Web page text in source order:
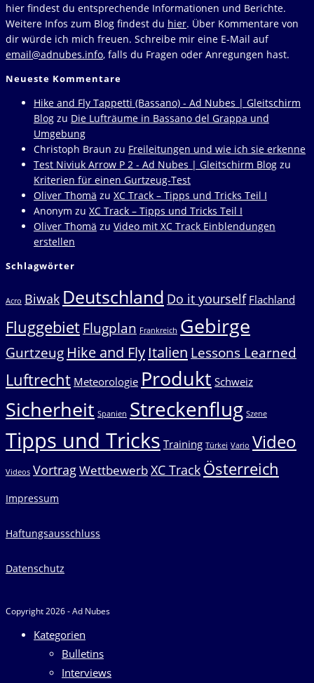
hier findest du entsprechende Informationen und Berichte.
Weitere Infos zum Blog findest du hier. Über Kommentare von
dir würde ich mich freuen. Schreibe mir eine E-Mail auf
email@adnubes.info, falls du Fragen oder Anregungen hast.
Neueste Kommentare
Hike and Fly Tappetti (Bassano) - Ad Nubes | Gleitschirm
Blog zu Die Lufträume in Bassano del Grappa und
Umgebung
Christoph Braun zu Freileitungen und wie ich sie erkenne
Test Niviuk Arrow P 2 - Ad Nubes | Gleitschirm Blog zu
Kriterien für einen Gurtzeug-Test
Oliver Thomä zu XC Track – Tipps und Tricks Teil I
Anonym zu XC Track – Tipps und Tricks Teil I
Oliver Thomä zu Video mit XC Track Einblendungen
erstellen
Schlagwörter
Acro Biwak Deutschland Do it yourself Flachland
FluggebietFlugplan Frankreich Gebirge
Gurtzeug Hike and Fly Italien Lessons Learned
Luftrecht Meteorologie Produkt Schweiz
Sicherheit Spanien Streckenflug Szene
Tipps und Tricks Training Türkei Vario Video
Videos VortragWettbewerbXC Track Österreich
Impressum
Haftungsausschluss
Datenschutz
Copyright 2026 - Ad Nubes
Kategorien
Bulletins
Interviews